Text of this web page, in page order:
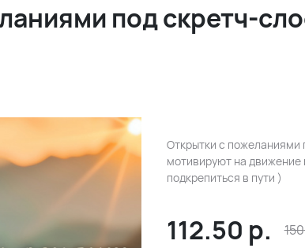
под скретч-
Открытки с
мотивируют на движение
подкрепиться в пути )
112.50 р. 150